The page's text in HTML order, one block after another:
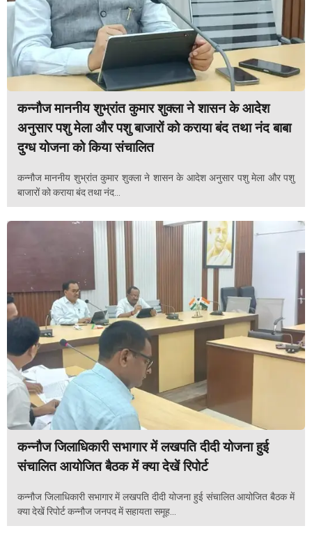
कन्नौज माननीय शुभ्रांत कुमार शुक्ला ने शासन के आदेश
अनुसार पशु मेला और पशु बाजारों को कराया बंद तथा नंद बाबा
दुग्ध योजना को किया संचालित
कन्नौज माननीय शुभ्रांत कुमार शुक्ला ने शासन के आदेश अनुसार पशु मेला और पशु
बाजारों को कराया बंद तथा नंद...
कन्नौज जिलाधिकारी सभागार में लखपति दीदी योजना हुई
संचालित आयोजित बैठक में क्या देखें रिपोर्ट
कन्नौज जिलाधिकारी सभागार में लखपति दीदी योजना हुई संचालित आयोजित बैठक में
क्या देखें रिपोर्ट कन्नौज जनपद में सहायता समूह...